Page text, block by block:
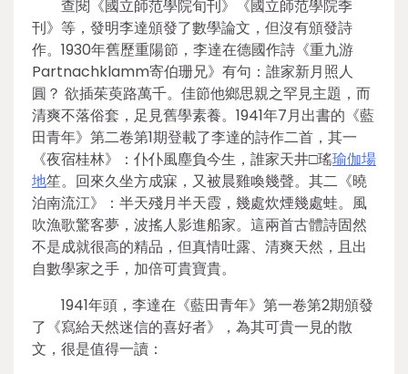
查閱《國立師范學院旬刊》《國立師范學院季
刊》等，發明李達頒發了數學論文，但沒有頒發詩
作。1930年舊歷重陽節，李達在德國作詩《重九游
Partnachklamm寄伯珊兄》有句：誰家新月照人
圓？ 欲插茱萸路萬千。佳節他鄉思親之罕見主題，而
清爽不落俗套，足見舊學素養。1941年7月出書的《藍
田青年》第二卷第1期登載了李達的詩作二首，其一
《夜宿桂林》：仆仆風塵負今生，誰家天井□瑤瑜伽場
地笙。回來久坐方成寐，又被晨雞喚幾聲。其二《曉
泊南流江》：半天殘月半天霞，幾處炊煙幾處蛙。風
吹漁歌驚客夢，波搖人影進船家。這兩首古體詩固然
不是成就很高的精品，但真情吐露、清爽天然，且出
自數學家之手，加倍可貴寶貴。
1941年頭，李達在《藍田青年》第一卷第2期頒發
了《寫給天然迷信的喜好者》，為其可貴一見的散
文，很是值得一讀：